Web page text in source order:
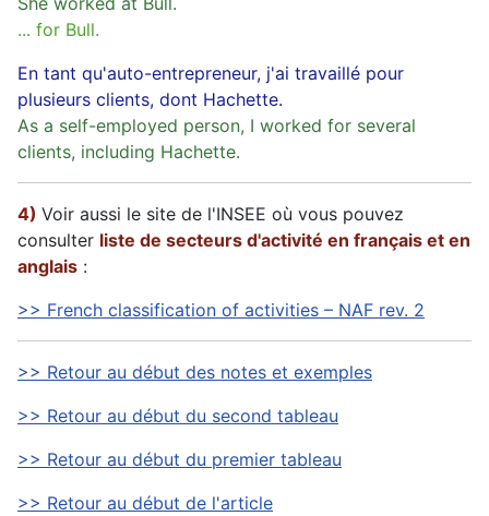
... for Bull.
En tant qu'auto-entrepreneur, j'ai travaillé pour
plusieurs clients, dont Hachette.
As a self-employed person, I worked for several
clients, including Hachette.
4) Voir aussi le site de l'INSEE où vous pouvez
consulter liste de secteurs d'activité en français et en
anglais :
>> French classification of activities – NAF rev. 2
>> Retour au début des notes et exemples
>> Retour au début du second tableau
>> Retour au début du premier tableau
>> Retour au début de l'article